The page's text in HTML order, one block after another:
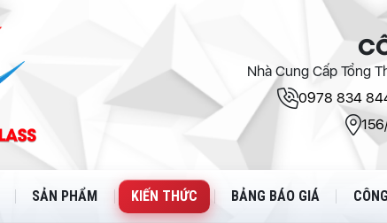
Nhà Cung Cấp Tổng
0978 834
SẢN PHẨM KIẾN THỨC BẢNG BÁO GIÁ